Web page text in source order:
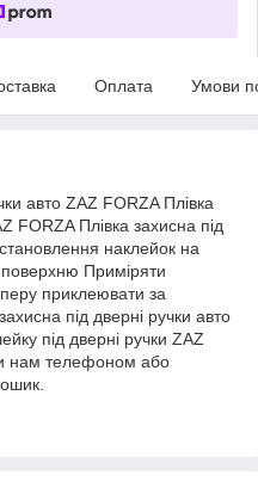
Оплата Умови
авто ZAZ FORZA Плівка
FORZA Плівка захисна під
наклейок на
поверхню Приміряти
приклеювати за
під дверні ручки авто
під дверні ручки ZAZ
нам телефоном або